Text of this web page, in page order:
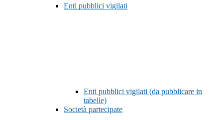
Enti pubblici vigilati
Enti pubblici vigilati (da pubblicare in
tabelle)
Società partecipate